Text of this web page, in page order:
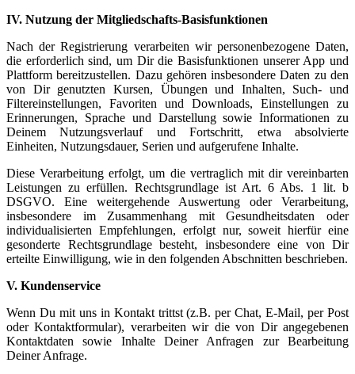
IV. Nutzung der Mitgliedschafts-Basisfunktionen
Nach der Registrierung verarbeiten wir personenbezogene Daten,
die erforderlich sind, um Dir die Basisfunktionen unserer App und
Plattform bereitzustellen. Dazu gehören insbesondere Daten zu den
von Dir genutzten Kursen, Übungen und Inhalten, Such- und
Filtereinstellungen, Favoriten und Downloads, Einstellungen zu
Erinnerungen, Sprache und Darstellung sowie Informationen zu
Deinem Nutzungsverlauf und Fortschritt, etwa absolvierte
Einheiten, Nutzungsdauer, Serien und aufgerufene Inhalte.
Diese Verarbeitung erfolgt, um die vertraglich mit dir vereinbarten
Leistungen zu erfüllen. Rechtsgrundlage ist Art. 6 Abs. 1 lit. b
DSGVO. Eine weitergehende Auswertung oder Verarbeitung,
insbesondere im Zusammenhang mit Gesundheitsdaten oder
individualisierten Empfehlungen, erfolgt nur, soweit hierfür eine
gesonderte Rechtsgrundlage besteht, insbesondere eine von Dir
erteilte Einwilligung, wie in den folgenden Abschnitten beschrieben.
V. Kundenservice
Wenn Du mit uns in Kontakt trittst (z.B. per Chat, E-Mail, per Post
oder Kontaktformular), verarbeiten wir die von Dir angegebenen
Kontaktdaten sowie Inhalte Deiner Anfragen zur Bearbeitung
Deiner Anfrage.